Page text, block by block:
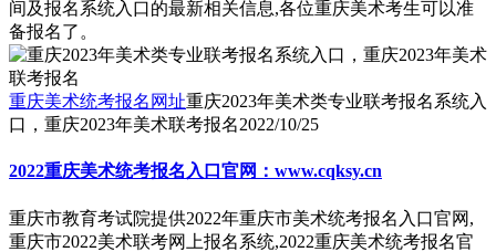
间及报名系统入口的最新相关信息,各位重庆美术考生可以准
备报名了。
重庆美术统考报名网址重庆2023年美术类专业联考报名系统入
口，重庆2023年美术联考报名2022/10/25
2022重庆美术统考报名入口官网：www.cqksy.cn
重庆市教育考试院提供2022年重庆市美术统考报名入口官网,
重庆市2022美术联考网上报名系统,2022重庆美术统考报名官